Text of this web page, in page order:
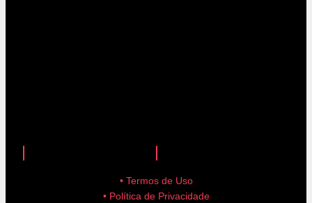
• Termos de Uso
• Política de Privacidade